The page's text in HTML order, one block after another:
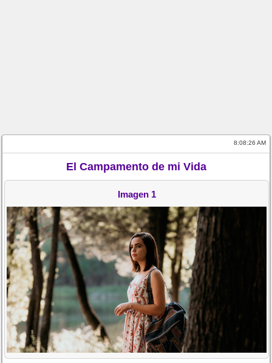
8:08:26 AM
El Campamento de mi Vida
Imagen 1